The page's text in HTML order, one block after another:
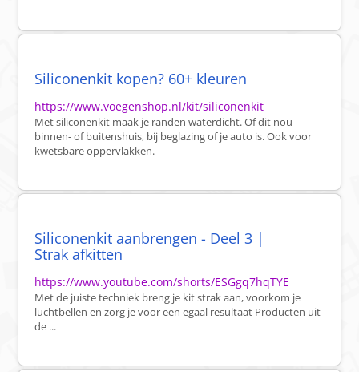
Siliconenkit kopen? 60+ kleuren
https://www.voegenshop.nl/kit/siliconenkit
Met siliconenkit maak je randen waterdicht. Of dit nou
binnen- of buitenshuis, bij beglazing of je auto is. Ook voor
kwetsbare oppervlakken.
Siliconenkit aanbrengen - Deel 3 |
Strak afkitten
https://www.youtube.com/shorts/ESGgq7hqTYE
Met de juiste techniek breng je kit strak aan, voorkom je
luchtbellen en zorg je voor een egaal resultaat Producten uit
de ...